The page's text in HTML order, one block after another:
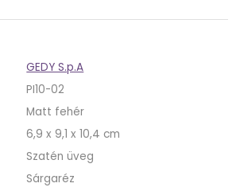
fogmosópohár minden részletben
többi tagjával, így a
harmóniát hoznak létre
Annak érdekében, hogy a termék
maradjon az évek folyamán, a
fürdőszobai kiegészítőket
mely anyagról tudjuk hogy a
jól megtartja, és sokáig
eredeti szépségében.
GEDY S.p.A
PI10-02
Matt fehér
6,9 x 9,1 x 10,4 cm
Szatén üveg
Sárgaréz